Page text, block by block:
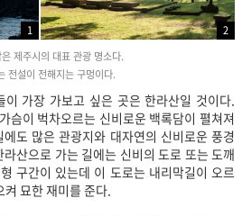
1
2
제주시의 대표 관광 명소다.
전설이 전해지는 구멍이다.
이 가장 가보고 싶은 곳은 한라산일 것이다.
슴이 벅차오르는 신비로운 백록담이 펼쳐져
도 많은 관광지와 대자연의 신비로운 풍경
산으로 가는 길에는 신비의 도로 또는 도깨
구간이 있는데 이 도로는 내리막길이 오르
묘한 재미를 준다.